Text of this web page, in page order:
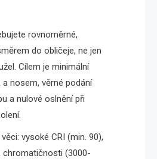
rovnoměrné,
do obličeje, ne jen
Cílem je minimální
nosem, věrné podání
a nulové oslnění při
vysoké CRI (min. 90),
chromatičnosti (3000-